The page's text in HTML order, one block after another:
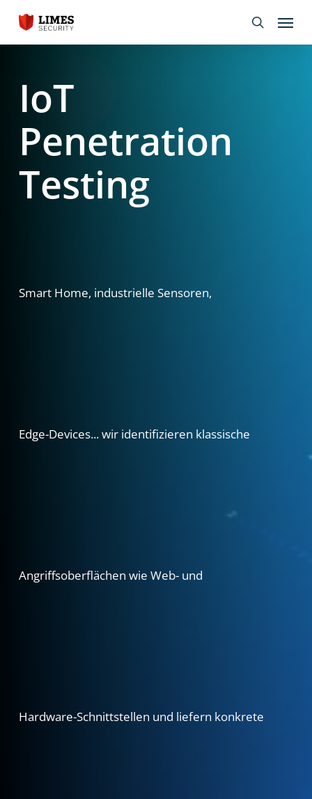
main
search
Menu
IoT
Penetration
Testing
Smart Home, industrielle Sensoren,
Edge-Devices...wir identifizieren klassische
Angriffsoberflächen wie Web- und
Hardware-Schnittstellen und liefern konkrete